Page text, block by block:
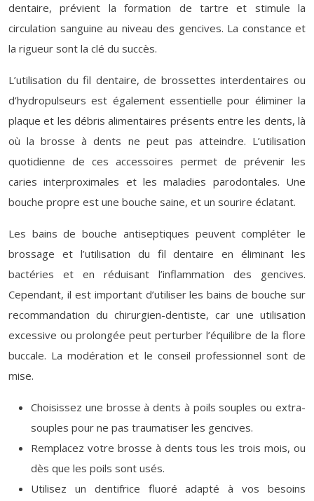
dentaire, prévient la formation de tartre et stimule la
circulation sanguine au niveau des gencives. La constance et
la rigueur sont la clé du succès.
L’utilisation du fil dentaire, de brossettes interdentaires ou
d’hydropulseurs est également essentielle pour éliminer la
plaque et les débris alimentaires présents entre les dents, là
où la brosse à dents ne peut pas atteindre. L’utilisation
quotidienne de ces accessoires permet de prévenir les
caries interproximales et les maladies parodontales. Une
bouche propre est une bouche saine, et un sourire éclatant.
Les bains de bouche antiseptiques peuvent compléter le
brossage et l’utilisation du fil dentaire en éliminant les
bactéries et en réduisant l’inflammation des gencives.
Cependant, il est important d’utiliser les bains de bouche sur
recommandation du chirurgien-dentiste, car une utilisation
excessive ou prolongée peut perturber l’équilibre de la flore
buccale. La modération et le conseil professionnel sont de
mise.
Choisissez une brosse à dents à poils souples ou extra-
souples pour ne pas traumatiser les gencives.
Remplacez votre brosse à dents tous les trois mois, ou
dès que les poils sont usés.
Utilisez un dentifrice fluoré adapté à vos besoins